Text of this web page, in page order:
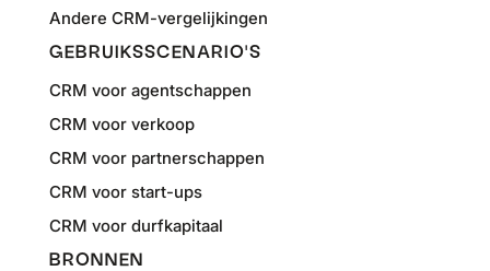
Andere CRM-vergelijkingen
GEBRUIKSSCENARIO'S
CRM voor agentschappen
CRM voor verkoop
CRM voor partnerschappen
CRM voor start-ups
CRM voor durfkapitaal
BRONNEN